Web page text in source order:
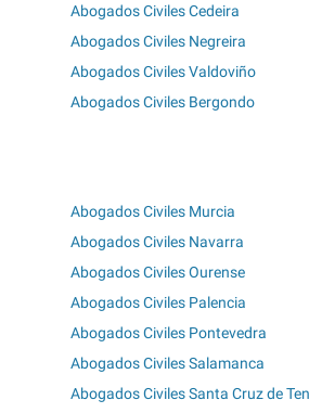
Abogados Civiles Cedeira
Abogados Civiles Negreira
Abogados Civiles Valdoviño
Abogados Civiles Bergondo
Abogados Civiles Murcia
Abogados Civiles Navarra
Abogados Civiles Ourense
Abogados Civiles Palencia
Abogados Civiles Pontevedra
Abogados Civiles Salamanca
Abogados Civiles Santa Cruz de